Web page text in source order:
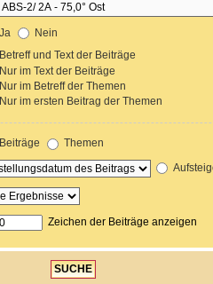
Ja
Nein
Betreff und Text der Beiträge
Nur im Text der Beiträge
Nur im Betreff der Themen
Nur im ersten Beitrag der Themen
Beiträge
Themen
Zeichen der Beiträge anzeigen